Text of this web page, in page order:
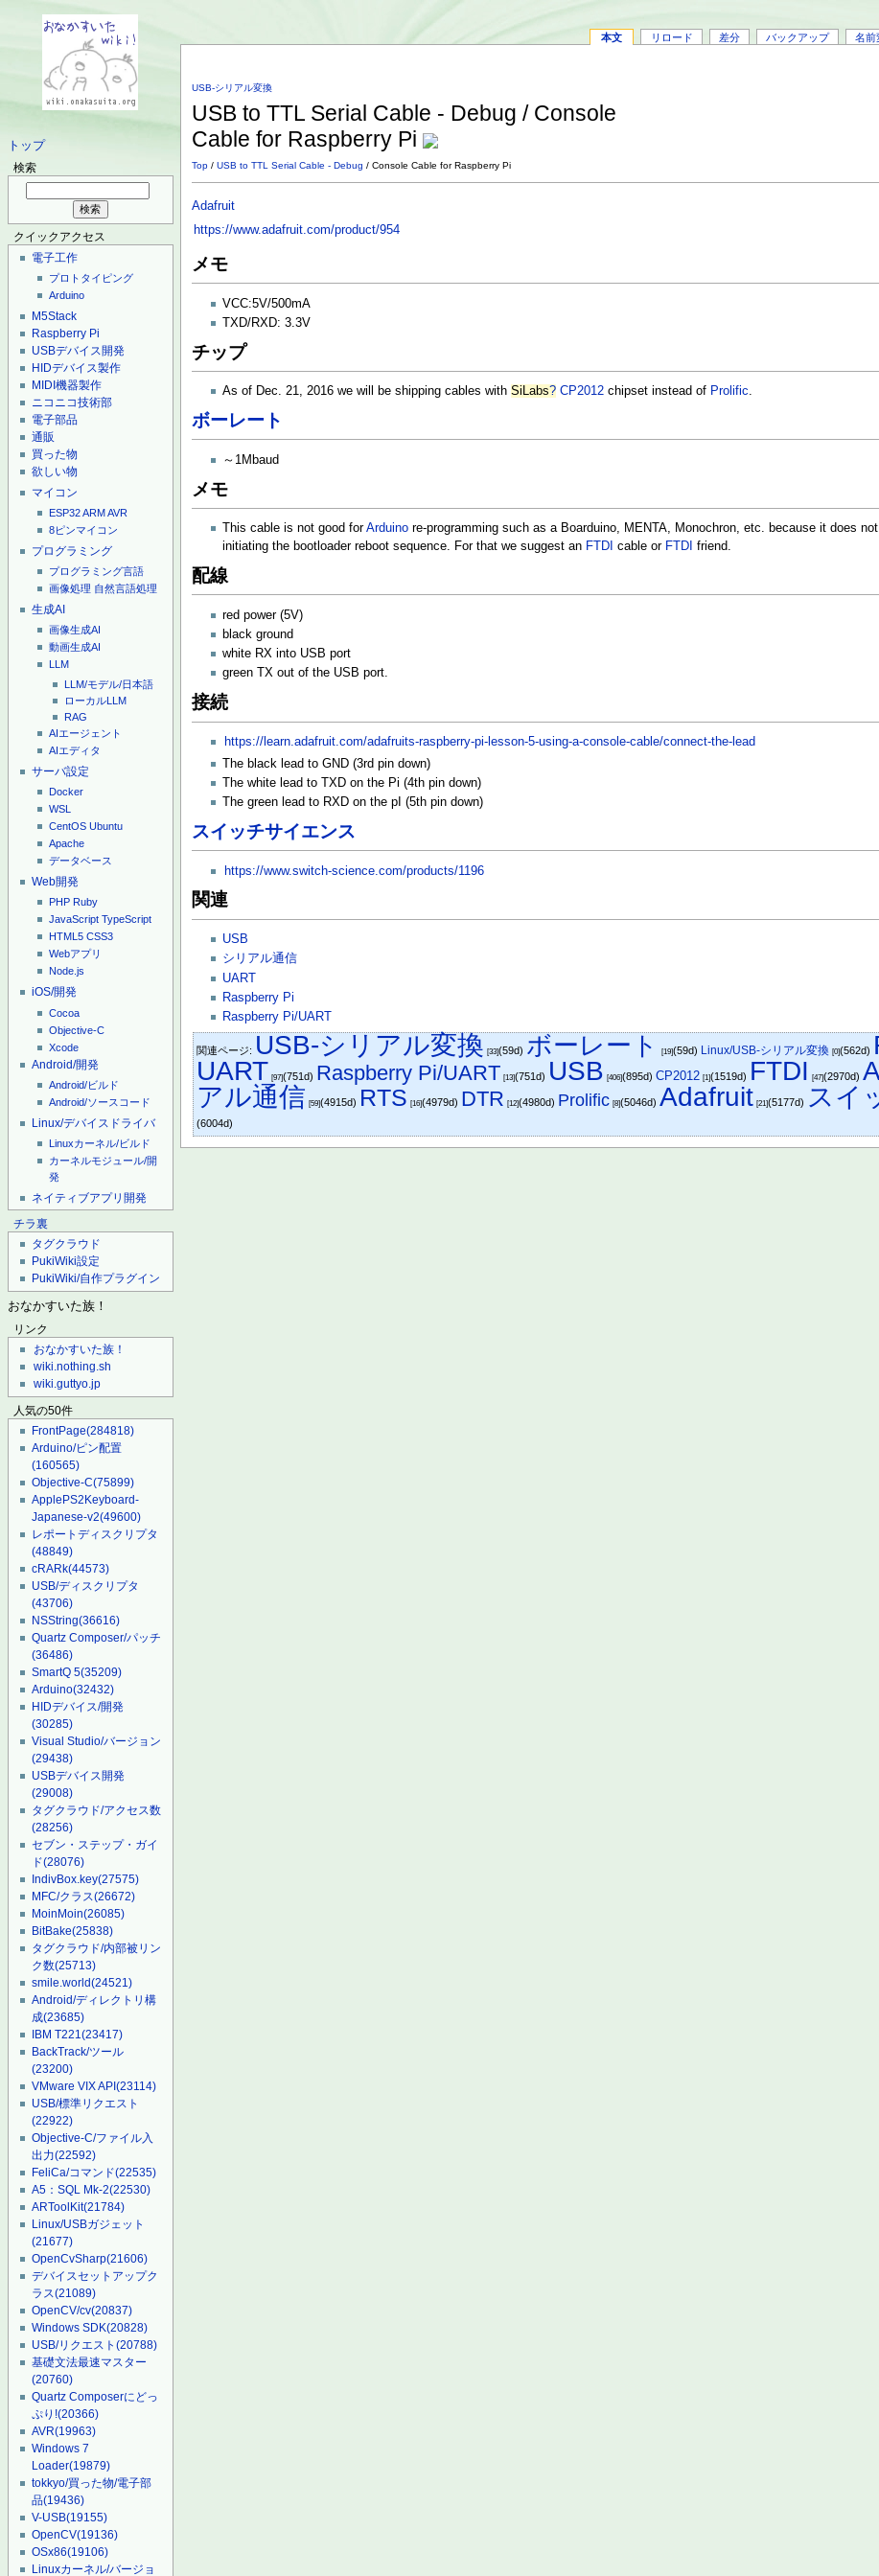
トップ
検索
クイックアクセス
電子工作
プロトタイピング
Arduino
M5Stack
Raspberry Pi
USBデバイス開発
HIDデバイス製作
MIDI機器製作
ニコニコ技術部
電子部品
通販
買った物
欲しい物
マイコン
ESP32ARMAVR
8ピンマイコン
プログラミング
プログラミング言語
画像処理 自然言語処理
生成AI
画像生成AI
動画生成AI
LLM
LLM/モデル/日本語
ローカルLLM
RAG
AIエージェント
AIエディタ
サーバ設定
Docker
WSL
CentOS Ubuntu
Apache
データベース
Web開発
PHP Ruby
JavaScript TypeScript
HTML5 CSS3
Webアプリ
Node.js
iOS/開発
Cocoa
Objective-C
Xcode
Android/開発
Android/ビルド
Android/ソースコード
Linux/デバイスドライバ
Linuxカーネル/ビルド
カーネルモジュール/開
発
ネイティブアプリ開発
チラ裏
タグクラウド
PukiWiki設定
PukiWiki/自作プラグイン
おなかすいた族！
リンク
おなかすいた族！
wiki.nothing.sh
wiki.guttyo.jp
人気の50件
FrontPage(284818)
Arduino/ピン配置
(160565)
Objective-C(75899)
ApplePS2Keyboard-
Japanese-v2(49600)
レポートディスクリプタ
(48849)
cRARk(44573)
USB/ディスクリプタ
(43706)
NSString(36616)
Quartz Composer/パッチ
(36486)
SmartQ 5(35209)
Arduino(32432)
HIDデバイス/開発
(30285)
Visual Studio/バージョン
(29438)
USBデバイス開発
(29008)
タグクラウド/アクセス数
(28256)
セブン・ステップ・ガイ
ド(28076)
IndivBox.key(27575)
MFC/クラス(26672)
MoinMoin(26085)
BitBake(25838)
タグクラウド/内部被リン
ク数(25713)
smile.world(24521)
Android/ディレクトリ構
成(23685)
IBM T221(23417)
BackTrack/ツール
(23200)
VMware VIX API(23114)
USB/標準リクエスト
(22922)
Objective-C/ファイル入
出力(22592)
FeliCa/コマンド(22535)
A5：SQL Mk-2(22530)
ARToolKit(21784)
Linux/USBガジェット
(21677)
OpenCvSharp(21606)
デバイスセットアップク
ラス(21089)
OpenCV/cv(20837)
Windows SDK(20828)
USB/リクエスト(20788)
基礎文法最速マスター
(20760)
Quartz Composerにどっ
ぷり!(20366)
AVR(19963)
Windows 7
Loader(19879)
tokkyo/買った物/電子部
品(19436)
V-USB(19155)
OpenCV(19136)
OSx86(19106)
Linuxカーネル/バージョ
本文 リロード 差分 バックアップ 名前
USB-シリアル変換
USB to TTL Serial Cable - Debug / Console
Cable for Raspberry Pi
Top /USB to TTL Serial Cable - Debug/ Console Cable for Raspberry Pi
Adafruit
https://www.adafruit.com/product/954
メモ
VCC:5V/500mA
TXD/RXD: 3.3V
チップ
As of Dec. 21, 2016 we will be shipping cables withSiLabs? CP2012 chipset instead of Prolific.
ボーレート
～1Mbaud
メモ
This cable is not good forArduino re-programming such as a Boarduino, MENTA, Monochron, etc. because it does
initiating the bootloader reboot sequence. For that we suggest an FTDI cable or FTDI friend.
配線
red power (5V)
black ground
white RX into USB port
green TX out of the USB port.
接続
https://learn.adafruit.com/adafruits-raspberry-pi-lesson-5-using-a-console-cable/connect-the-lead
The black lead to GND (3rd pin down)
The white lead to TXD on the Pi (4th pin down)
The green lead to RXD on the pI (5th pin down)
スイッチサイエンス
https://www.switch-science.com/products/1196
関連
USB
シリアル通信
UART
Raspberry Pi
Raspberry Pi/UART
関連ページ: USB-シリアル変換 [33](59d) ボーレート [19](59d) Linux/USB-シリアル変換 [0](562d)
UART [97](751d) Raspberry Pi/UART [13](751d) USB [406](895d)CP2012 [1](1519d) FTDI [47](2970d)
アル通信 [59](4915d) RTS [16](4979d) DTR [12](4980d) Prolific [8](5046d)Adafruit [21](5177d) スイ
(6004d)